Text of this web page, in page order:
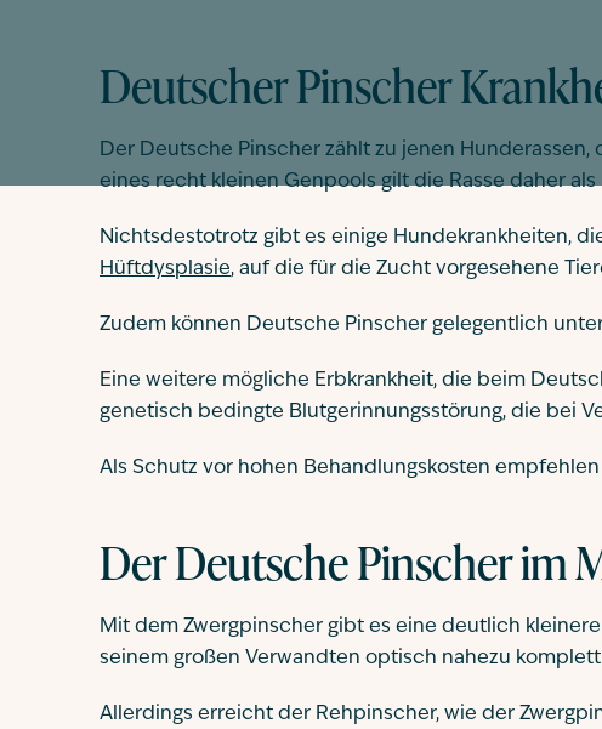
Deutscher Pinscher
Der Deutsche Pinscher zählt zu jenen
eines recht kleinen Genpools gilt die Rasse daher
Nichtsdestotrotz gibt es einige Hundekrankheiten,
Hüftdysplasie, auf die für die Zucht vorgesehene
Zudem können Deutsche Pinscher gelegentlich
Eine weitere mögliche Erbkrankheit, die beim
genetisch bedingte Blutgerinnungsstörung, die bei
Als Schutz vor hohen Behandlungskosten
Der Deutsche Pinscher im
Mit dem Zwergpinscher gibt es eine deutlich
seinem großen Verwandten optisch nahezu
Allerdings erreicht der Rehpinscher, wie der